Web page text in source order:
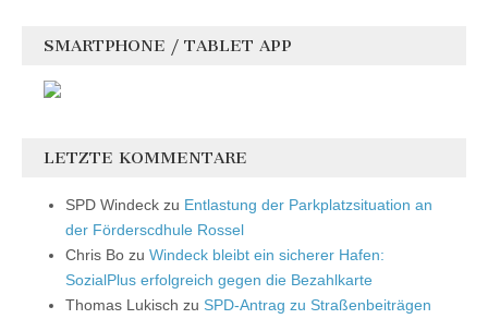
SMARTPHONE / TABLET APP
LETZTE KOMMENTARE
SPD Windeck zu Entlastung der Parkplatzsituation an
der Förderscdhule Rossel
Chris Bo zu Windeck bleibt ein sicherer Hafen:
SozialPlus erfolgreich gegen die Bezahlkarte
Thomas Lukisch zu SPD-Antrag zu Straßenbeiträgen